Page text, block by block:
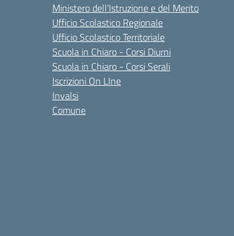
Ministero dell'Istruzione e del Merito
Ufficio Scolastico Regionale
Ufficio Scolastico Territoriale
Scuola in Chiaro - Corsi Diurni
Scuola in Chiaro - Corsi Serali
Iscrizioni On LIne
Invalsi
Comune